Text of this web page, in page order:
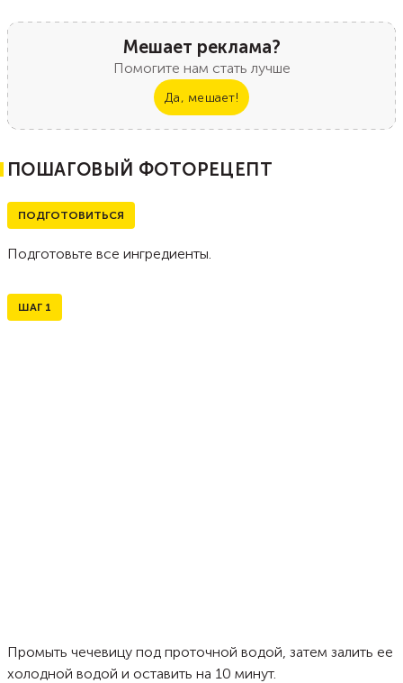
Мешает реклама?
Помогите нам стать лучше
Да, мешает!
ПОШАГОВЫЙ ФОТОРЕЦЕПТ
ПОДГОТОВИТЬСЯ
Подготовьте все ингредиенты.
ШАГ 1
Промыть чечевицу под проточной водой, затем залить ее
холодной водой и оставить на 10 минут.